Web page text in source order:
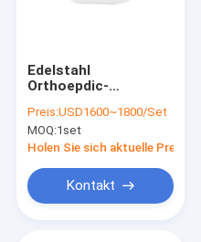
Edelstahl
Orthoepdic-
Chirurgie-Werkzeuge
40000r/min
Preis:USD1600~1800/Set
MOQ:1set
Holen Sie sich aktuelle Preis
Kontakt